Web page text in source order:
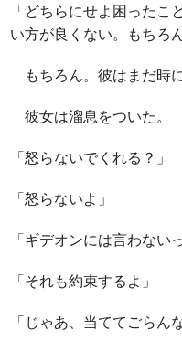
「どちらにせよ困った
い方が良くない。もちろん
もちろん。彼はまだ時
彼女は溜息をついた。
「怒らないでくれる？」
「怒らないよ」
「ギデオンには言わない
「それも約束するよ」
「じゃあ、当ててごらん